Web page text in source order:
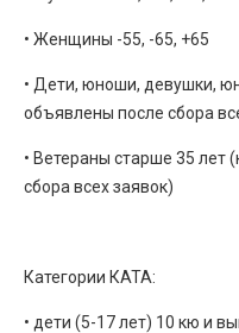
• Женщины -55, -65, +65
• Дети, юноши, девушки,
объявлены после сбора
• Ветераны старше 35 лет
сбора всех заявок)
Категории КАТА:
• дети (5-17 лет) 10 кю и